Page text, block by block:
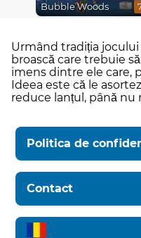
Bubble Woods
Urmând tradiția
broască care trebuie
imens dintre ele care,
Ideea este că le
reduce lanțul, până nu
Politica de
Contact